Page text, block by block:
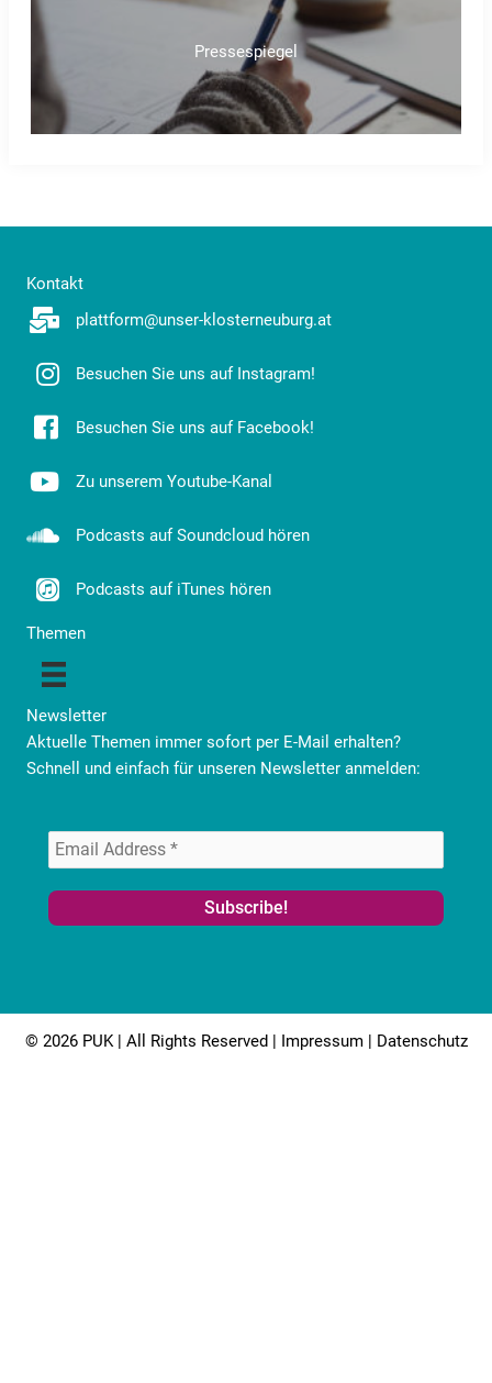
Pressespiegel
Kontakt
plattform@unser-klosterneuburg.at
Besuchen Sie uns auf Instagram!
Besuchen Sie uns auf Facebook!
Zu unserem Youtube-Kanal
Podcasts auf Soundcloud hören
Podcasts auf iTunes hören
Themen
Newsletter
Aktuelle Themen immer sofort per E-Mail erhalten?
Schnell und einfach für unseren Newsletter anmelden:
© 2026 PUK | All Rights Reserved | Impressum| Datenschutz